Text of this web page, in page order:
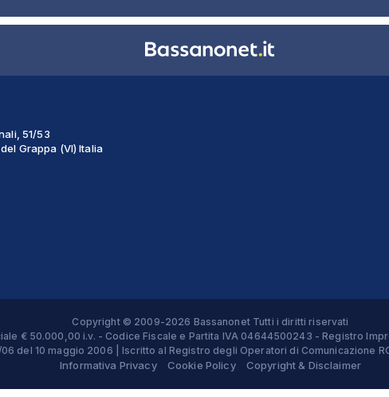
51/53
Grappa (VI) Italia
Copyright © 2009-2026 Bassanonet Tutti i diritti riservati
€ 50.000,00 i.v. - Codice Fiscale e Partita IVA 04644500243 - Registro
del 10 maggio 2006 | Iscritto al Registro degli Operatori di Comunicazione
Informativa Privacy Cookie Policy Copyright & Disclaimer